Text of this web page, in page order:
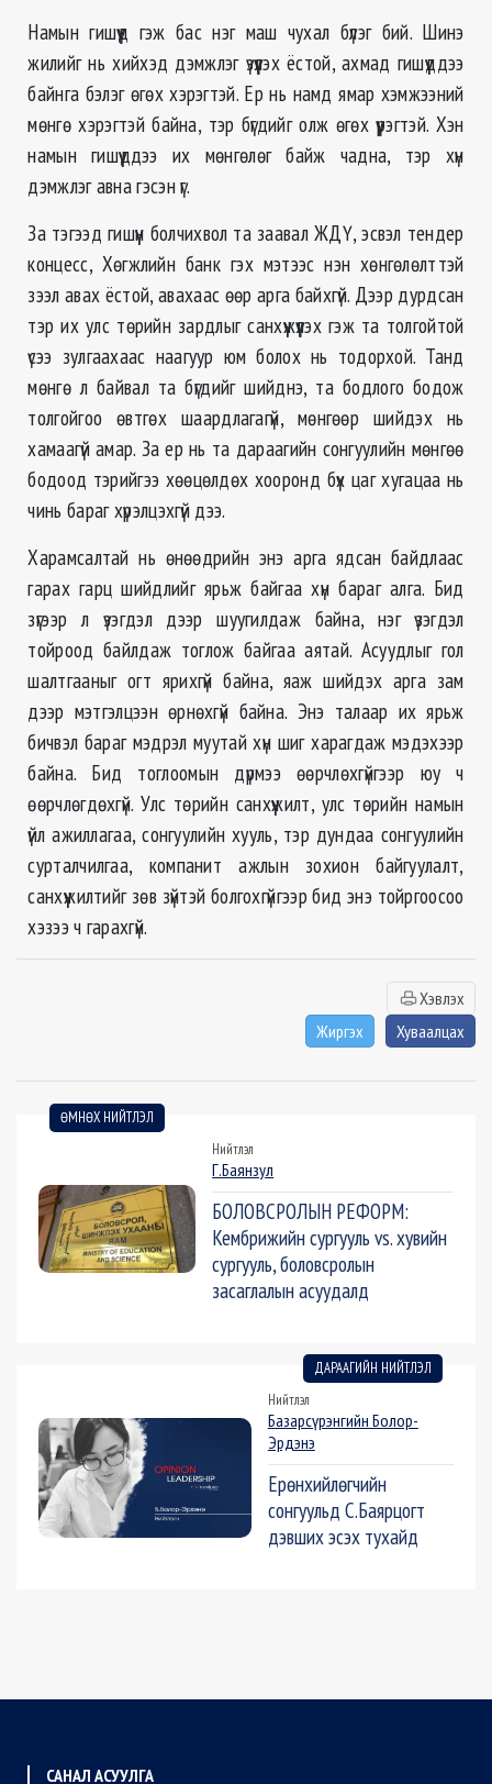
Намын гишүүд гэж бас нэг маш чухал бүлэг бий. Шинэ
жилийг нь хийхэд дэмжлэг үзүүлэх ёстой, ахмад гишүүддээ
байнга бэлэг өгөх хэрэгтэй. Ер нь намд ямар хэмжээний
мөнгө хэрэгтэй байна, тэр бүгдийг олж өгөх үүрэгтэй. Хэн
намын гишүүддээ их мөнгөлөг байж чадна, тэр хүн
дэмжлэг авна гэсэн үг.
За тэгээд гишүүн болчихвол та заавал ЖДҮ, эсвэл тендер
концесс, Хөгжлийн банк гэх мэтээс нэн хөнгөлөлттэй
зээл авах ёстой, авахаас өөр арга байхгүй. Дээр дурдсан
тэр их улс төрийн зардлыг санхүүжүүлэх гэж та толгойтой
үсээ зулгаахаас наагуур юм болох нь тодорхой. Танд
мөнгө л байвал та бүгдийг шийднэ, та бодлого бодож
толгойгоо өвтгөх шаардлагагүй, мөнгөөр шийдэх нь
хамаагүй амар. За ер нь та дараагийн сонгуулийн мөнгөө
бодоод тэрийгээ хөөцөлдөх хооронд бүх цаг хугацаа нь
чинь бараг хүрэлцэхгүй дээ.
Харамсалтай нь өнөөдрийн энэ арга ядсан байдлаас
гарах гарц шийдлийг ярьж байгаа хүн бараг алга. Бид
зүгээр л үзэгдэл дээр шуугилдаж байна, нэг үзэгдэл
тойроод байлдаж тоглож байгаа аятай. Асуудлыг гол
шалтгааныг огт ярихгүй байна, яаж шийдэх арга зам
дээр мэтгэлцээн өрнөхгүй байна. Энэ талаар их ярьж
бичвэл бараг мэдрэл муутай хүн шиг харагдаж мэдэхээр
байна. Бид тоглоомын дүрмээ өөрчлөхгүйгээр юу ч
өөрчлөгдөхгүй. Улс төрийн санхүүжилт, улс төрийн намын
үйл ажиллагаа, сонгуулийн хууль, тэр дундаа сонгуулийн
сурталчилгаа, компанит ажлын зохион байгуулалт,
санхүүжилтийг зөв зүйтэй болгохгүйгээр бид энэ тойргоосоо
хэзээ ч гарахгүй.
Хэвлэх
Жиргэх
Хуваалцах
ӨМНӨХ НИЙТЛЭЛ
Нийтлэл
Г.Баянзул
БОЛОВСРОЛЫН РЕФОРМ:
Кембрижийн сургууль vs. хувийн
сургууль, боловсролын
засаглалын асуудалд
ДАРААГИЙН НИЙТЛЭЛ
Нийтлэл
Базарсүрэнгийн Болор-
Эрдэнэ
Ерөнхийлөгчийн
сонгуульд С.Баярцогт
дэвших эсэх тухайд
САНАЛ АСУУЛГА